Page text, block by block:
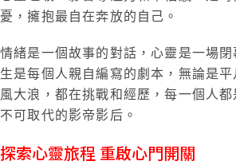
憂，擁抱最自在奔放的自己。
情緒是一個故事的對話，心靈是一場閉
生是每個人親自編寫的劇本，無論是平
風大浪，都在挑戰和經歷，每一個人都
不可取代的影帝影后。
探索心靈旅程 重啟心門開關